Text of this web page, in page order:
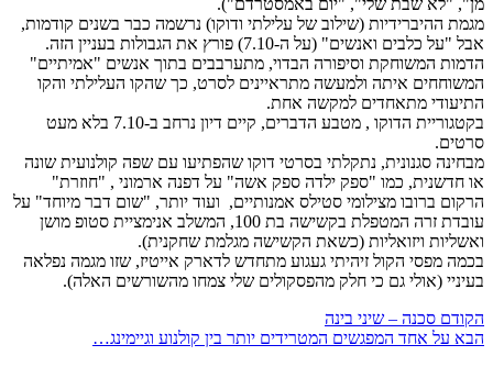
מן", "לא שבת שלי", "יום באמסטרדם").
מגמת ההיברידיות (שילוב של עלילתי ודוקו) נרשמה כבר בשנים קודמות,
אבל "על כלבים ואנשים" (על ה-7.10) פורץ את הגבולות בעניין הזה.
הדמות המשוחקת וסיפורה הבדוי, מתערבבים בתוך אנשים "אמיתיים"
המשוחחים איתה ולמעשה מתראיינים לסרט, כך שהקו העלילתי והקו
התיעודי מתאחדים למקשה אחת.
בקטגוריית הדוקו , מטבע הדברים, קיים דיון נרחב ב-7.10 בלא מעט
סרטים.
מבחינה סגנונית, נתקלתי בסרטי דוקו שהפתיעו עם שפה קולנועית שונה
או חדשנית, כמו "ספק ילדה ספק אשה" על דפנה ארמוני , "חוזרת"
הרקום ברובו מצילומי סטילס אמנותיים, ועוד יותר, "שום דבר מיוחד" על
עובדת זרה המטפלת בקשישה בת 100, המשלב אנימציית סטופ מושן
ואשליות ויזואליות (כשאת הקשישה מגלמת שחקנית).
בכמה מפסי הקול זיהיתי געגוע מתחדש לדארק אייטיז, שזו מגמה נפלאה
בעיניי (אולי גם כי חלק מהפסקולים שלי צמחו מהשורשים האלה).
הקודם סכנה – שיני בינה
הבא על אחד המפגשים המטרידים יותר בין קולנוע וגיימינג…